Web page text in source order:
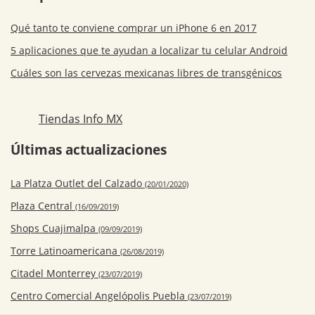
Qué tanto te conviene comprar un iPhone 6 en 2017
5 aplicaciones que te ayudan a localizar tu celular Android
Cuáles son las cervezas mexicanas libres de transgénicos
Tiendas Info MX
Últimas actualizaciones
La Platza Outlet del Calzado (20/01/2020)
Plaza Central (16/09/2019)
Shops Cuajimalpa (09/09/2019)
Torre Latinoamericana (26/08/2019)
Citadel Monterrey (23/07/2019)
Centro Comercial Angelópolis Puebla (23/07/2019)